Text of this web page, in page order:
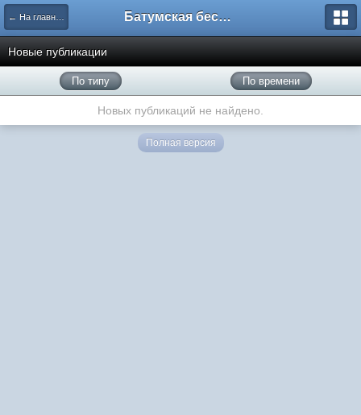
← На главную Батумская беседка
Новые публикации
По типу По времени
Новых публикаций не найдено.
Полная версия